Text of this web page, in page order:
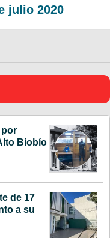
julio 2020
por
Biobío
de 17
a su